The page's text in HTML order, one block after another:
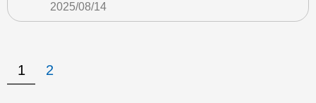
2025/08/14
1 2